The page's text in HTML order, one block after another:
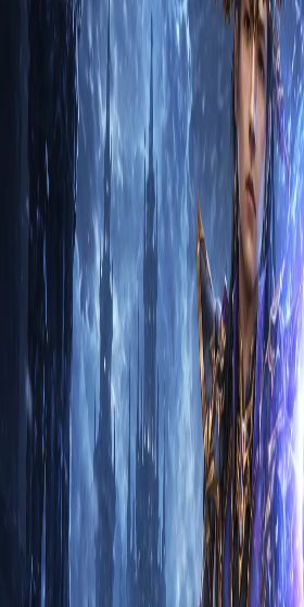
Гайд на Чародея:
+ зеркальное отражение
1. Вступление Чародей в Diablo 3 -
использует магию для уничтожения
поля…
Натали Светлый
Чародей
Гайд на Чародея: Стихии
Метеор
1. Вступление Чародей Стихии Тал
Diablo 3 — это класс, который
уничт…
Бартук Бессмертный
м
Чародей